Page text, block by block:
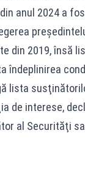
anul 2024 a
din 2019, însă
îndeplinirea
lista
de interese,
al Securităţi